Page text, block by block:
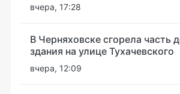
вчера, 17:28
В Черняховске сгорела часть
здания на улице Тухачевского
вчера, 12:09